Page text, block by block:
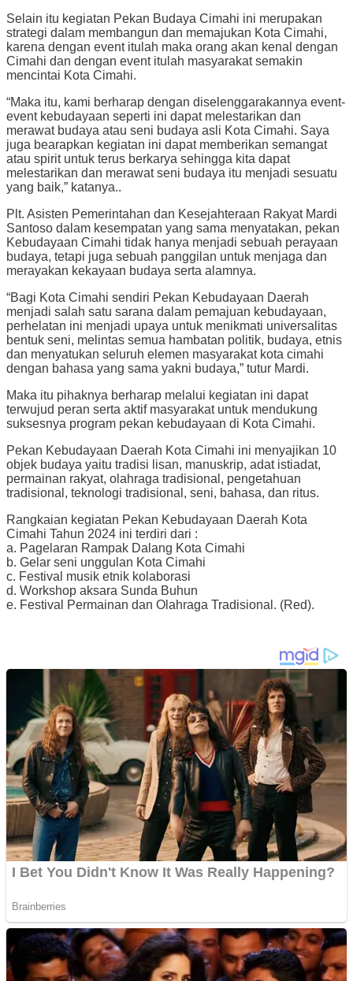
Selain itu kegiatan Pekan Budaya Cimahi ini merupakan
strategi dalam membangun dan memajukan Kota Cimahi,
karena dengan event itulah maka orang akan kenal dengan
Cimahi dan dengan event itulah masyarakat semakin
mencintai Kota Cimahi.
“Maka itu, kami berharap dengan diselenggarakannya event-
event kebudayaan seperti ini dapat melestarikan dan
merawat budaya atau seni budaya asli Kota Cimahi. Saya
juga bearapkan kegiatan ini dapat memberikan semangat
atau spirit untuk terus berkarya sehingga kita dapat
melestarikan dan merawat seni budaya itu menjadi sesuatu
yang baik,” katanya..
Plt. Asisten Pemerintahan dan Kesejahteraan Rakyat Mardi
Santoso dalam kesempatan yang sama menyatakan, pekan
Kebudayaan Cimahi tidak hanya menjadi sebuah perayaan
budaya, tetapi juga sebuah panggilan untuk menjaga dan
merayakan kekayaan budaya serta alamnya.
“Bagi Kota Cimahi sendiri Pekan Kebudayaan Daerah
menjadi salah satu sarana dalam pemajuan kebudayaan,
perhelatan ini menjadi upaya untuk menikmati universalitas
bentuk seni, melintas semua hambatan politik, budaya, etnis
dan menyatukan seluruh elemen masyarakat kota cimahi
dengan bahasa yang sama yakni budaya,” tutur Mardi.
Maka itu pihaknya berharap melalui kegiatan ini dapat
terwujud peran serta aktif masyarakat untuk mendukung
suksesnya program pekan kebudayaan di Kota Cimahi.
Pekan Kebudayaan Daerah Kota Cimahi ini menyajikan 10
objek budaya yaitu tradisi lisan, manuskrip, adat istiadat,
permainan rakyat, olahraga tradisional, pengetahuan
tradisional, teknologi tradisional, seni, bahasa, dan ritus.
Rangkaian kegiatan Pekan Kebudayaan Daerah Kota
Cimahi Tahun 2024 ini terdiri dari :
a. Pagelaran Rampak Dalang Kota Cimahi
b. Gelar seni unggulan Kota Cimahi
c. Festival musik etnik kolaborasi
d. Workshop aksara Sunda Buhun
e. Festival Permainan dan Olahraga Tradisional. (Red).